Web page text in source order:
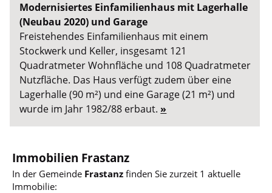
Modernisiertes Einfamilienhaus mit Lagerhalle
(Neubau 2020) und Garage
Freistehendes Einfamilienhaus mit einem
Stockwerk und Keller, insgesamt 121
Quadratmeter Wohnfläche und 108 Quadratmeter
Nutzfläche. Das Haus verfügt zudem über eine
Lagerhalle (90 m²) und eine Garage (21 m²) und
wurde im Jahr 1982/88 erbaut. »
Immobilien Frastanz
In der Gemeinde Frastanz finden Sie zurzeit 1 aktuelle
Immobilie: